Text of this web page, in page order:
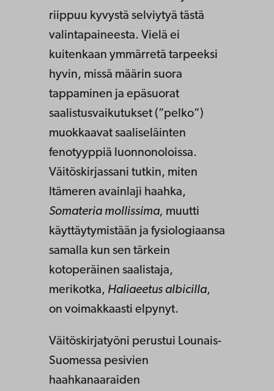
riippuu kyvystä selviytyä tästä
valintapaineesta. Vielä ei
kuitenkaan ymmärretä tarpeeksi
hyvin, missä määrin suora
tappaminen ja epäsuorat
saalistusvaikutukset (”pelko”)
muokkaavat saaliseläinten
fenotyyppiä luonnonoloissa.
Väitöskirjassani tutkin, miten
Itämeren avainlaji haahka,
Somateria mollissima, muutti
käyttäytymistään ja fysiologiaansa
samalla kun sen tärkein
kotoperäinen saalistaja,
merikotka, Haliaeetus albicilla,
on voimakkaasti elpynyt.
Väitöskirjatyöni perustui Lounais-
Suomessa pesivien
haahkanaaraiden